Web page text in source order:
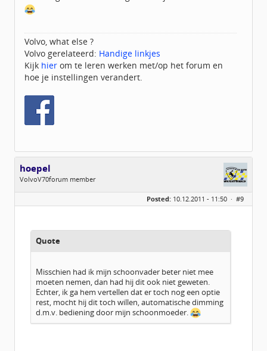
Volvo, what else ?
Volvo gerelateerd: Handige linkjes
Kijk hier om te leren werken met/op het forum en
hoe je instellingen verandert.
hoepel
VolvoV70forum member
Geslacht:
Leeftijd:
38
Posted: 10.12.2011 - 11:50 · #9
Quote
Misschien had ik mijn schoonvader beter niet mee
moeten nemen, dan had hij dit ook niet geweten.
Echter, ik ga hem vertellen dat er toch nog een optie
rest, mocht hij dit toch willen, automatische dimming
d.m.v. bediening door mijn schoonmoeder.